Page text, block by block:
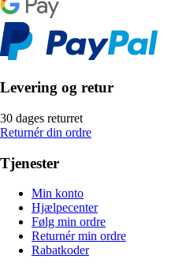
Levering og retur
30 dages returret
Returnér din ordre
Tjenester
Min konto
Hjælpecenter
Følg min ordre
Returnér min ordre
Rabatkoder